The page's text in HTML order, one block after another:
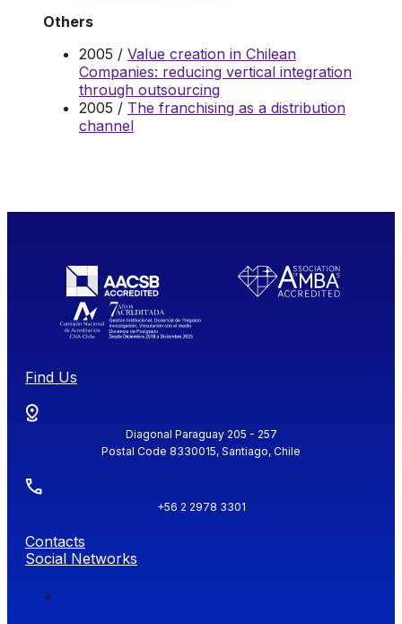
Others
2005 / Value creation in Chilean
Companies: reducing vertical integration
through outsourcing
2005 / The franchising as a distribution
channel
Find Us
Diagonal Paraguay 205 - 257
Postal Code 8330015, Santiago, Chile
+56 2 2978 3301
Contacts
Social Networks